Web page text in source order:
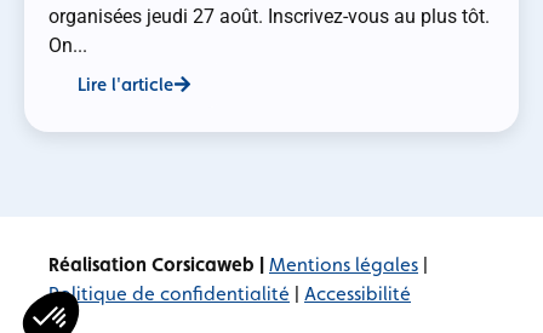
organisées jeudi 27 août. Inscrivez-vous au plus tôt.
On...
Lire l'article
Réalisation Corsicaweb | Mentions légales |
Politique de confidentialité | Accessibilité